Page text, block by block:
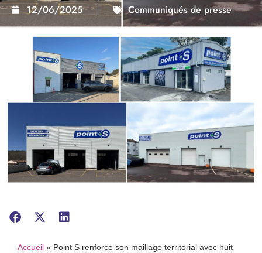
12/06/2025 Communiqués de presse
Accueil » Point S renforce son maillage territorial avec huit